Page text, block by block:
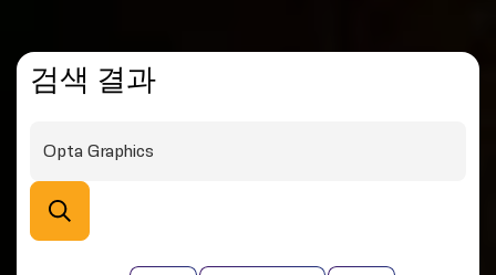
검색 결과